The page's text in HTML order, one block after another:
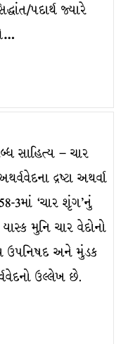
પદાર્થ જ્યારે
સાહિત્ય – ચાર
દ્રષ્ટા અથર્વા
3માં ‘ચાર શૃંગ’નું
મુનિ ચાર વેદોનો
ઉપનિષદ અને મુંડક
ઉલ્લેખ છે.